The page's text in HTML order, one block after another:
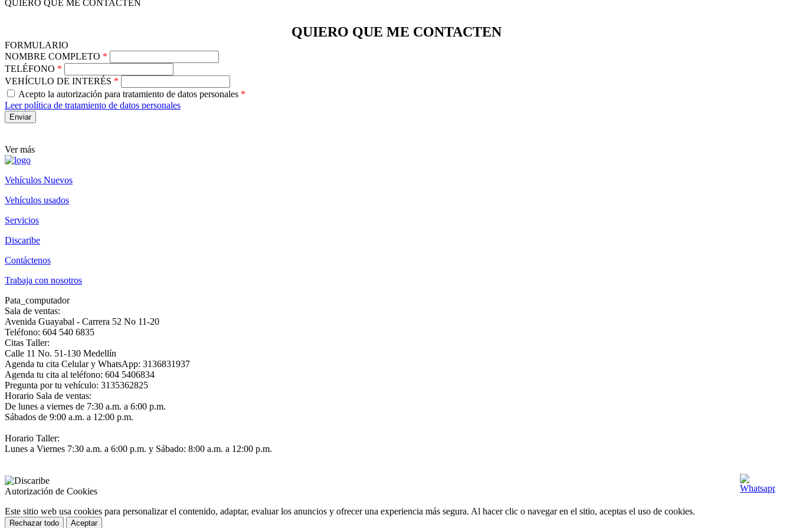
QUIERO QUE ME CONTACTEN
QUIERO QUE ME CONTACTEN
FORMULARIO
NOMBRE COMPLETO *
TELÉFONO *
VEHÍCULO DE INTERÉS *
Acepto la autorización para tratamiento de datos personales *
Leer política de tratamiento de datos personales
Ver más
Vehículos Nuevos
Vehículos usados
Servicios
Discaribe
Contáctenos
Trabaja con nosotros
Pata_computador
Sala de ventas:
Avenida Guayabal - Carrera 52 No 11-20
Teléfono: 604 540 6835
Citas Taller:
Calle 11 No. 51-130 Medellín
Agenda tu cita Celular y WhatsApp: 3136831937
Agenda tu cita al teléfono: 604 5406834
Pregunta por tu vehículo: 3135362825
Horario Sala de ventas:
De lunes a viernes de 7:30 a.m. a 6:00 p.m.
Sábados de 9:00 a.m. a 12:00 p.m.
Horario Taller:
Lunes a Viernes 7:30 a.m. a 6:00 p.m. y Sábado: 8:00 a.m. a 12:00 p.m.
Autorización de Cookies
Este sitio web usa cookies para personalizar el contenido, adaptar, evaluar los anuncios y ofrecer una experiencia más segura. Al hacer clic o navegar en el sitio, aceptas el uso de cookies.
Rechazar todo Aceptar